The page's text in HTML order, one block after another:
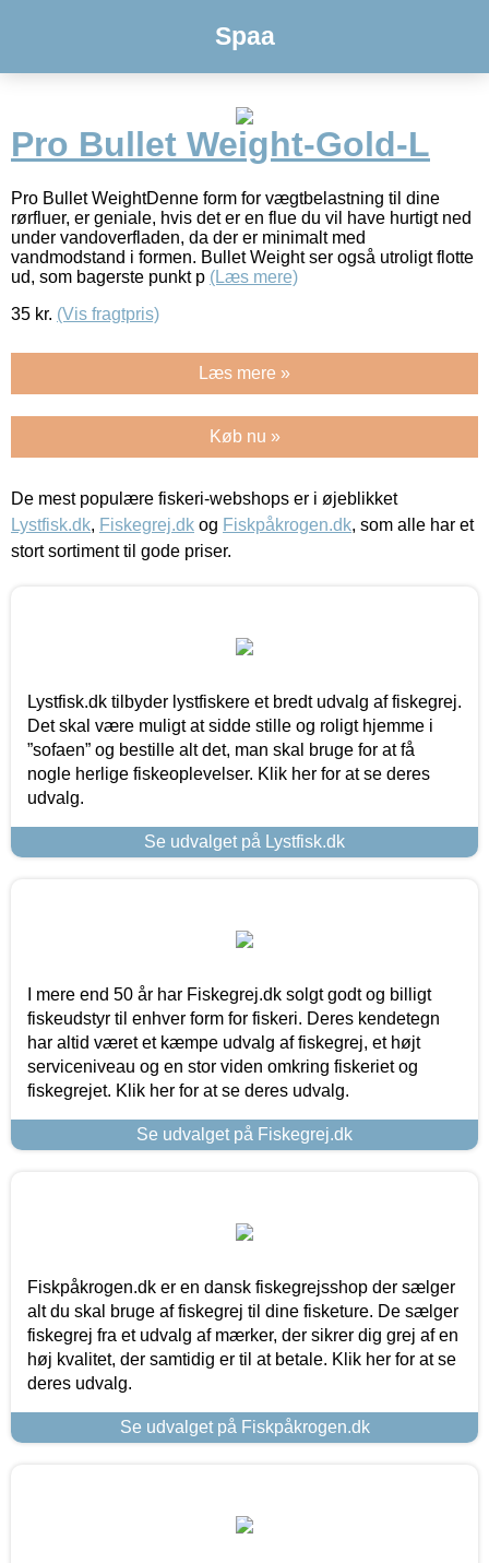
Spaa
Pro Bullet Weight-Gold-L
Pro Bullet WeightDenne form for vægtbelastning til dine
rørfluer, er geniale, hvis det er en flue du vil have hurtigt ned
under vandoverfladen, da der er minimalt med
vandmodstand i formen. Bullet Weight ser også utroligt flotte
ud, som bagerste punkt p (Læs mere)
35 kr. (Vis fragtpris)
Læs mere »
Køb nu »
De mest populære fiskeri-webshops er i øjeblikket
Lystfisk.dk, Fiskegrej.dk og Fiskpåkrogen.dk, som alle har et
stort sortiment til gode priser.
Lystfisk.dk tilbyder lystfiskere et bredt udvalg af fiskegrej.
Det skal være muligt at sidde stille og roligt hjemme i
”sofaen” og bestille alt det, man skal bruge for at få
nogle herlige fiskeoplevelser. Klik her for at se deres
udvalg.
Se udvalget på Lystfisk.dk
I mere end 50 år har Fiskegrej.dk solgt godt og billigt
fiskeudstyr til enhver form for fiskeri. Deres kendetegn
har altid været et kæmpe udvalg af fiskegrej, et højt
serviceniveau og en stor viden omkring fiskeriet og
fiskegrejet. Klik her for at se deres udvalg.
Se udvalget på Fiskegrej.dk
Fiskpåkrogen.dk er en dansk fiskegrejsshop der sælger
alt du skal bruge af fiskegrej til dine fisketure. De sælger
fiskegrej fra et udvalg af mærker, der sikrer dig grej af en
høj kvalitet, der samtidig er til at betale. Klik her for at se
deres udvalg.
Se udvalget på Fiskpåkrogen.dk